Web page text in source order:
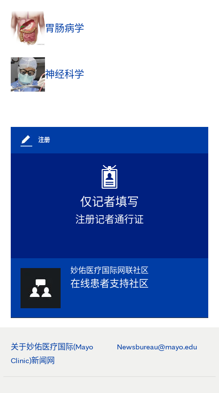
胃肠病学
神经科学
注册
仅记者填写
注册记者通行证
妙佑医疗国际网联社区
在线患者支持社区
关于妙佑医疗国际(Mayo
Clinic)新闻网
Newsbureau@mayo.edu